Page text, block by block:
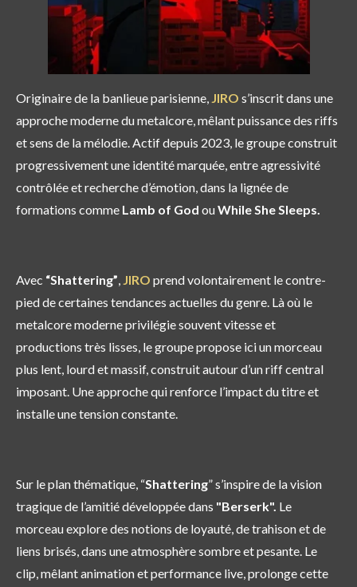
Originaire de la banlieue parisienne, JIRO s’inscrit dans une
approche moderne du metalcore, mêlant puissance des riffs
et sens de la mélodie. Actif depuis 2023, le groupe construit
progressivement une identité marquée, entre agressivité
contrôlée et recherche d’émotion, dans la lignée de
formations comme Lamb of God ouWhile She Sleeps.
Avec “Shattering”, JIRO prend volontairement le contre-
pied de certaines tendances actuelles du genre. Là où le
metalcore moderne privilégie souvent vitesse et
productions très lisses, le groupe propose ici un morceau
plus lent, lourd et massif, construit autour d’un riff central
imposant. Une approche qui renforce l’impact du titre et
installe une tension constante.
Sur le plan thématique, “Shattering” s’inspire de la vision
tragique de l’amitié développée dans "Berserk". Le
morceau explore des notions de loyauté, de trahison et de
liens brisés, dans une atmosphère sombre et pesante. Le
clip, mêlant animation et performance live, prolonge cette